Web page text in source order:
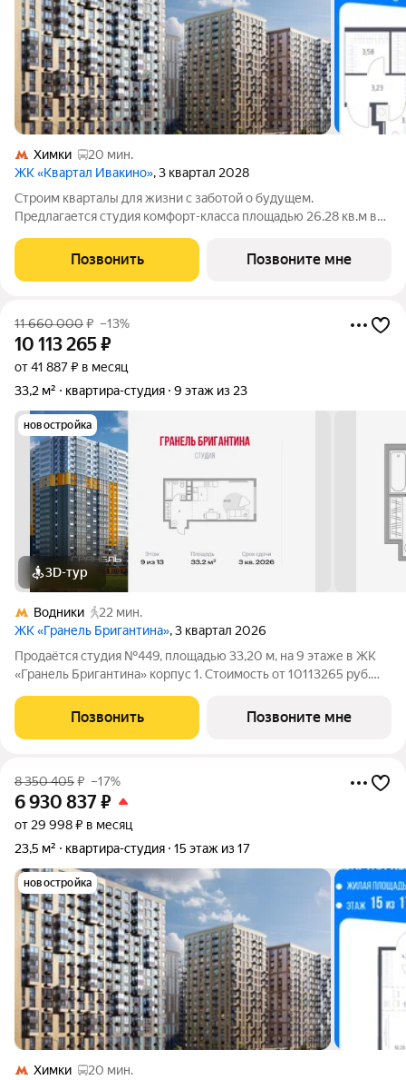
Химки
20 мин.
ЖК «Квартал Ивакино», 3 квартал 2028
Строим кварталы для жизни с заботой о будущем.
Предлагается студия комфорт-класса площадью 26.28 кв.м в
комплексе "Квартал Ивакино".Позаботились о вашем
времени, поэтому квартиры доступны с
Позвонить Позвоните мне
11 660 000₽ –13%
10 113 265₽
от 41 887 ₽ в месяц
33,2 м²
квартира-студия 9 этаж из 23
новостройка
3D-тур
Водники
22 мин.
ЖК «Гранель Бригантина», 3 квартал 2026
Продаётся студия №449, площадью 33,20 м, на 9 этаже в ЖК
«Гранель Бригантина» корпус 1. Стоимость от 10113265 руб.
улицу. «Город в городе» у воды: 14 монолитных высоток до 23
этажей с развитой
Позвонить Позвоните мне
8 350 405₽ –17%
6 930 837₽
от 29 998 ₽ в месяц
23,5 м²
квартира-студия 15 этаж из 17
новостройка
Химки
20 мин.